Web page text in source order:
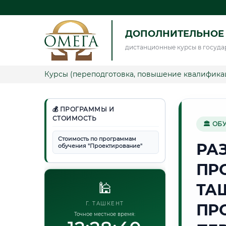
дистанционные курсы в
Курсы (переподготовка, повышение
💰 ПРОГРАММЫ И
СТОИМОСТЬ
Стоимость по программам
обучения "Проектирование"
🕌
Г. ТАШКЕНТ
Точное местное время:
🏛